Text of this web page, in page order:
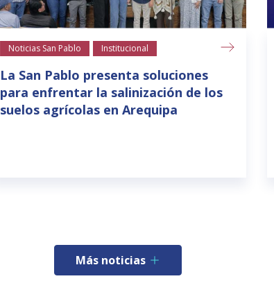
Noticias San Pablo Institucional
La San Pablo presenta soluciones
para enfrentar la salinización de los
suelos agrícolas en Arequipa
Más noticias